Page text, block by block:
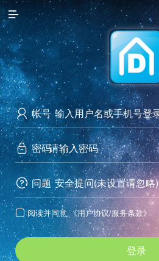

访问电脑版

 帐号
 密码
 问题 安全提问(未设置请忽略)
 阅读并同意 《用户协议/服务条款》
登录